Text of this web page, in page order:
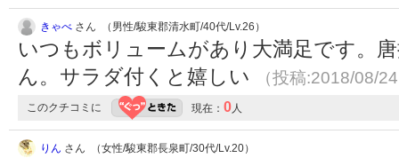
きゃべ さん （男性/駿東郡清水町/40代/Lv.26）
いつもボリュームがあり大満足です。
ん。サラダ付くと嬉しい
（投稿:2018/08/
このクチコミに 現在： 0人
りん さん （女性/駿東郡長泉町/30代/Lv.20）